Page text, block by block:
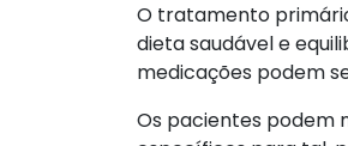
O tratamento
dieta saudável e
medicações podem
Os pacientes podem